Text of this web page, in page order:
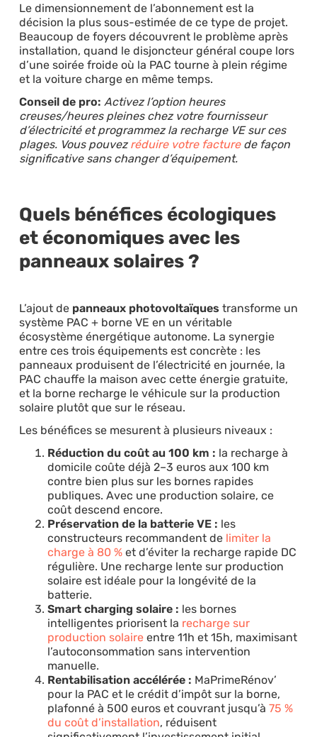
Le dimensionnement de l’abonnement est la
décision la plus sous-estimée de ce type de projet.
Beaucoup de foyers découvrent le problème après
installation, quand le disjoncteur général coupe lors
d’une soirée froide où la PAC tourne à plein régime
et la voiture charge en même temps.
Conseil de pro: Activez l’option heures
creuses/heures pleines chez votre fournisseur
d’électricité et programmez la recharge VE sur ces
plages. Vous pouvez réduire votre facturede façon
significative sans changer d’équipement.
Quels bénéfices écologiques
et économiques avec les
panneaux solaires ?
L’ajout de panneaux photovoltaïques transforme un
système PAC + borne VE en un véritable
écosystème énergétique autonome. La synergie
entre ces trois équipements est concrète : les
panneaux produisent de l’électricité en journée, la
PAC chauffe la maison avec cette énergie gratuite,
et la borne recharge le véhicule sur la production
solaire plutôt que sur le réseau.
Les bénéfices se mesurent à plusieurs niveaux :
Réduction du coût au 100 km : la recharge à
domicile coûte déjà 2–3 euros aux 100 km
contre bien plus sur les bornes rapides
publiques. Avec une production solaire, ce
coût descend encore.
Préservation de la batterie VE : les
constructeurs recommandent de limiter la
charge à 80 %et d’éviter la recharge rapide DC
régulière. Une recharge lente sur production
solaire est idéale pour la longévité de la
batterie.
Smart charging solaire : les bornes
intelligentes priorisent la recharge sur
production solaireentre 11h et 15h, maximisant
l’autoconsommation sans intervention
manuelle.
Rentabilisation accélérée : MaPrimeRénov’
pour la PAC et le crédit d’impôt sur la borne,
plafonné à 500 euros et couvrant jusqu’à 75 %
du coût d’installation, réduisent